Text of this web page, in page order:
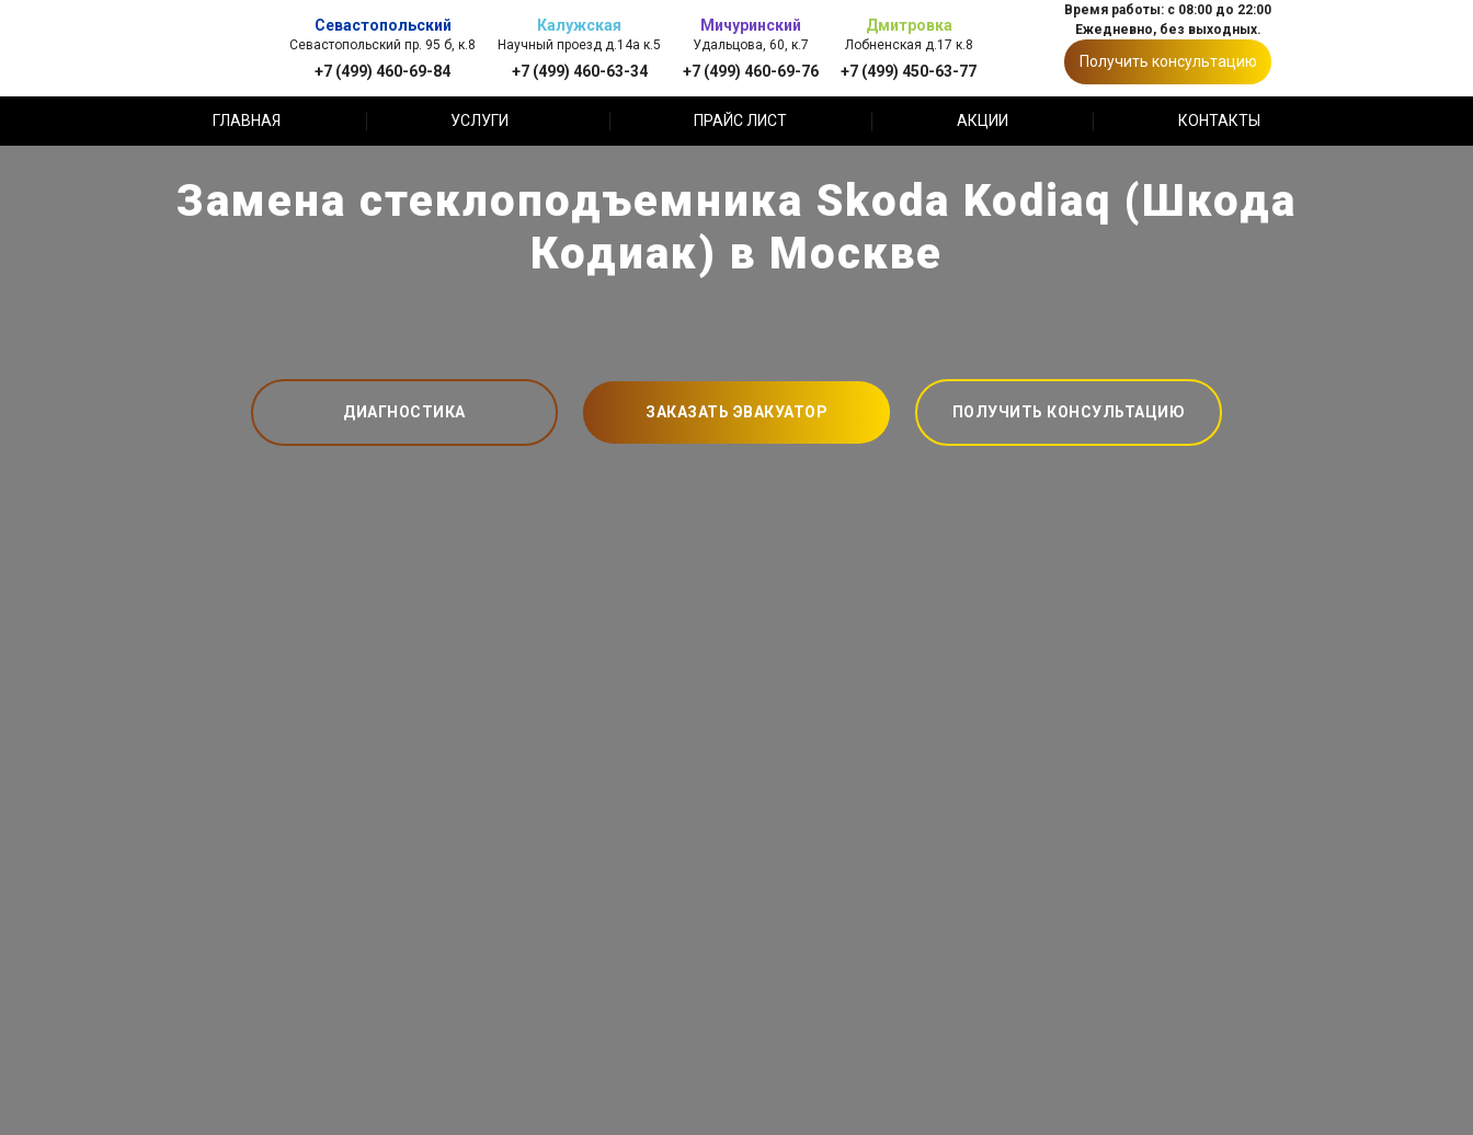
Севастопольский
Севастопольский пр. 95 б, к.8
+7 (499) 460-69-84
Калужская
Научный проезд д.14а к.5
+7 (499) 460-63-34
Мичуринский
Удальцова, 60, к.7
+7 (499) 460-69-76
Дмитровка
Лобненская д.17 к.8
+7 (499) 450-63-77
Время работы: с 08:00 до 22:00
Ежедневно, без выходных.
Получить консультацию
ГЛАВНАЯ УСЛУГИ ПРАЙС ЛИСТ АКЦИИ КОНТАКТЫ
Замена стеклоподъемника Skoda Kodiaq (Шкода
Кодиак) в Москве
ДИАГНОСТИКА ЗАКАЗАТЬ ЭВАКУАТОР ПОЛУЧИТЬ КОНСУЛЬТАЦИЮ